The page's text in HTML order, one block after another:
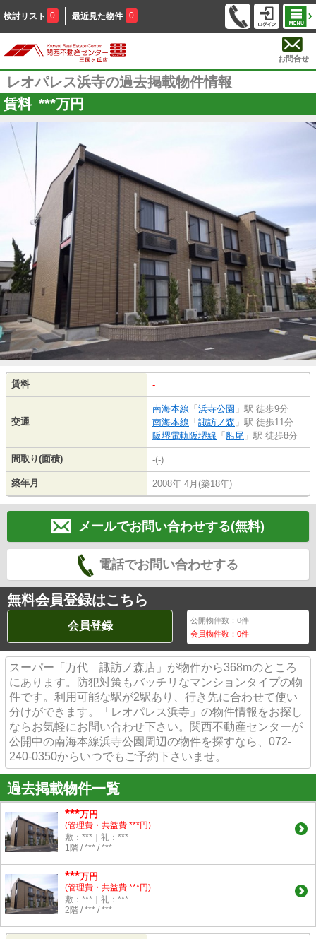
検討リスト 0 最近見た物件 0
お問合せ
レオパレス浜寺の過去掲載物件情報
賃料 ***万円
賃料 -
交通
南海本線 「 浜寺公園 」駅 徒歩9分
南海本線 「 諏訪ノ森 」駅 徒歩11分
阪堺電軌阪堺線 「 船尾 」駅 徒歩8分
間取り(面積) -(-)
築年月 2008年 4月(築18年)
メールでお問い合わせする(無料)
電話でお問い合わせする
無料会員登録はこちら
会員登録 公開物件数：0件
会員物件数：0件
スーパー「万代 諏訪ノ森店」が物件から368mのところ
にあります。防犯対策もバッチリなマンションタイプの物
件です。利用可能な駅が2駅あり、行き先に合わせて使い
分けができます。「レオパレス浜寺」の物件情報をお探し
ならお気軽にお問い合わせ下さい。関西不動産センターが
公開中の南海本線浜寺公園周辺の物件を探すなら、072-
240-0350からいつでもご予約下さいませ。
過去掲載物件一覧
***万円
(管理費・共益費 ***円)
敷：***｜礼：***
1階 / *** / ***
***万円
(管理費・共益費 ***円)
敷：***｜礼：***
2階 / *** / ***